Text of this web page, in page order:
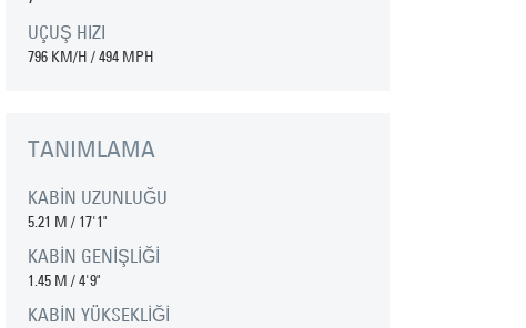
UÇUŞ HIZI
796 KM/H /494 MPH
TANIMLAMA
KABİN UZUNLUĞU
5.21 M / 17'1"
KABİN GENİŞLİĞİ
1.45 M /4'9"
KABİN YÜKSEKLİĞİ